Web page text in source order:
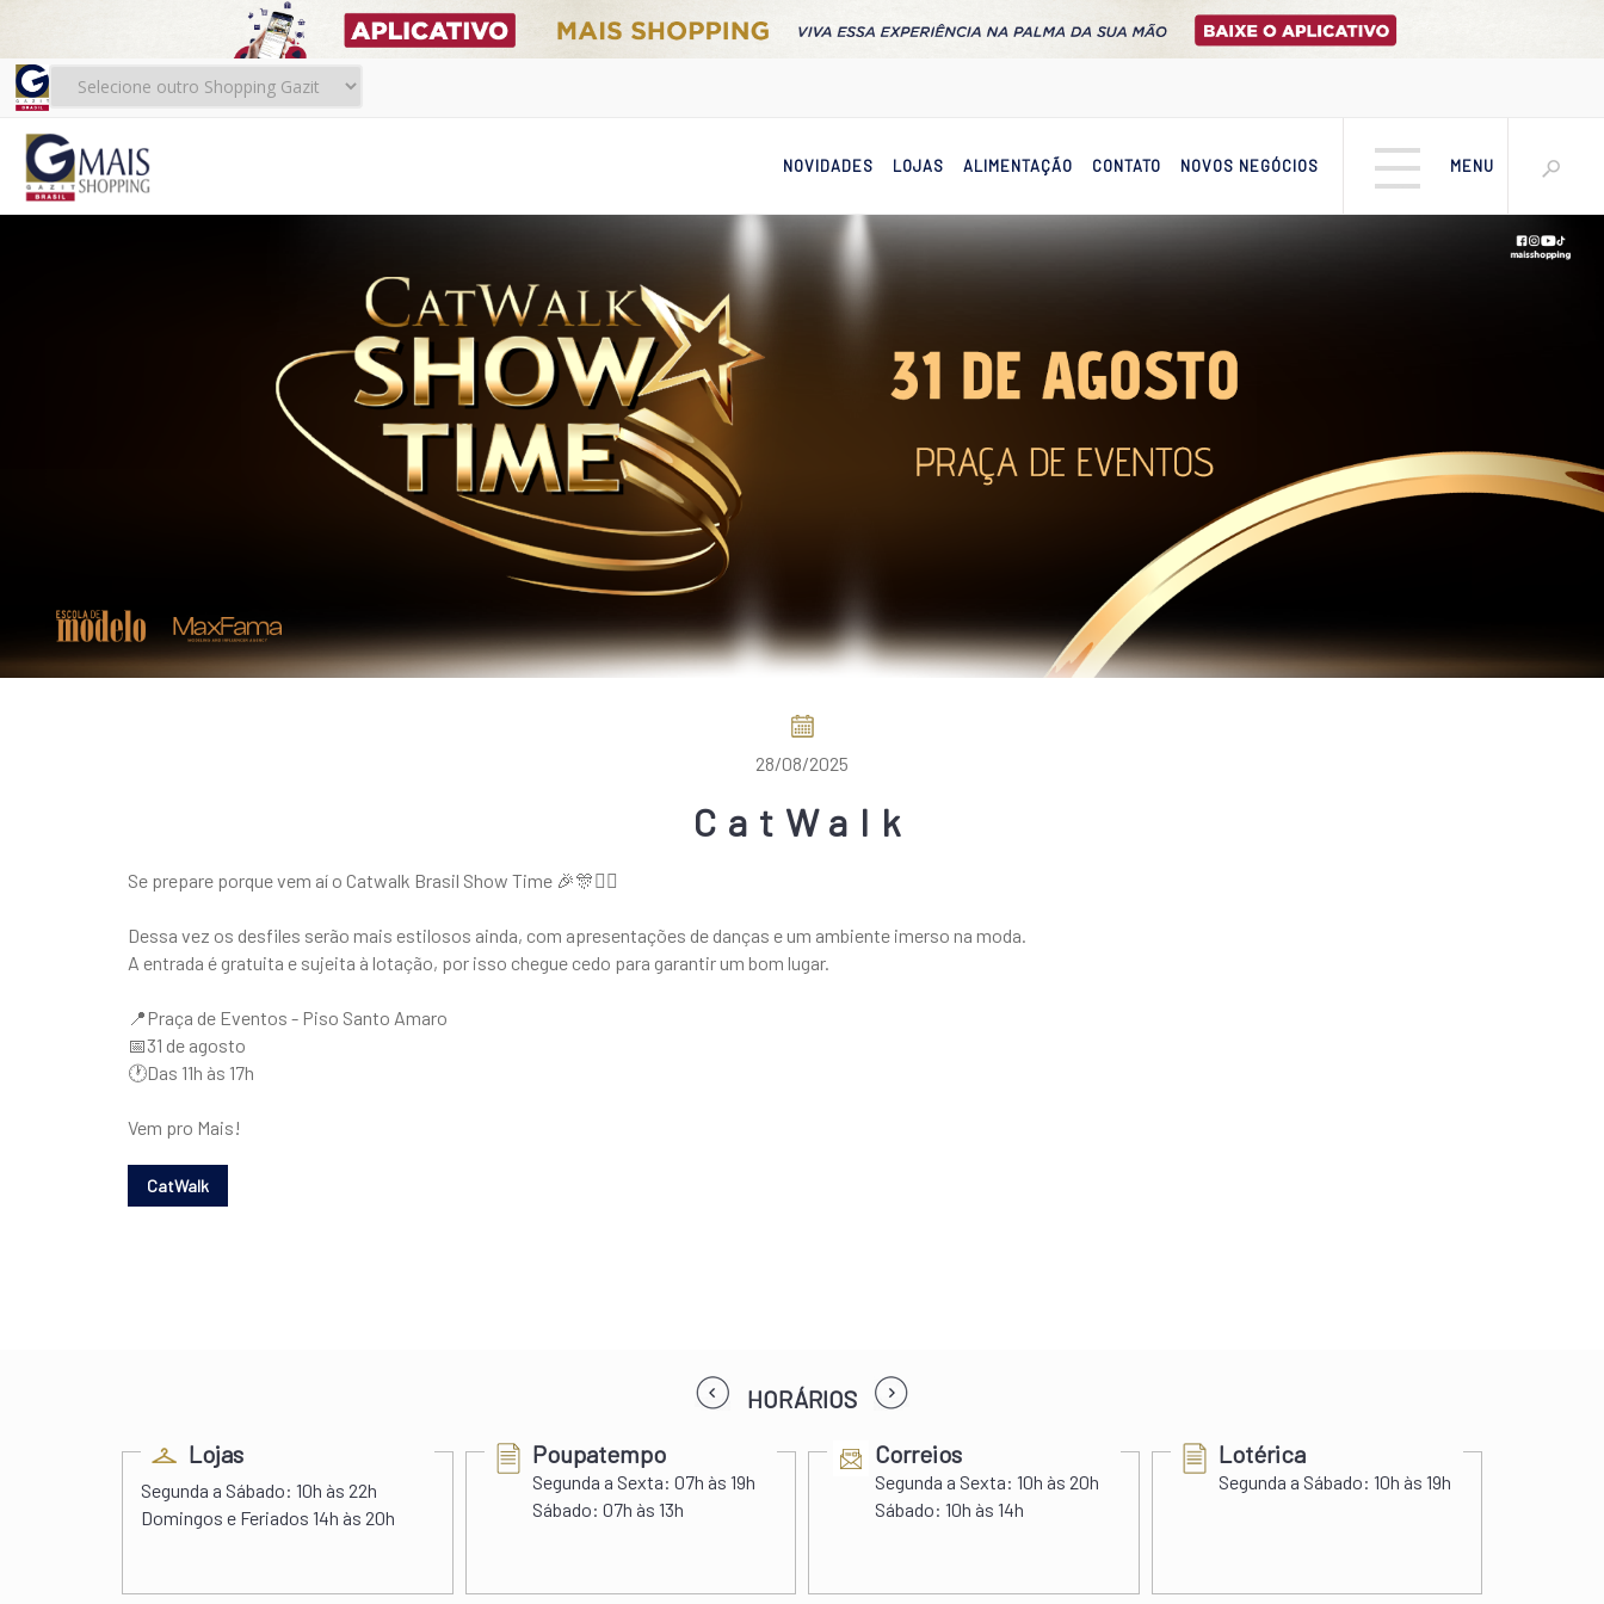
NOVIDADES LOJAS ALIMENTAÇÃO CONTATO NOVOS NEGÓCIOS MENU
28/08/2025
CatWalk
Se prepare porque vem aí o Catwalk Brasil Show Time 🎉🎊👯‍♀️
Dessa vez os desfiles serão mais estilosos ainda, com apresentações de danças e um ambiente imerso na moda.
A entrada é gratuita e sujeita à lotação, por isso chegue cedo para garantir um bom lugar.
📍Praça de Eventos - Piso Santo Amaro
📅31 de agosto
🕐Das 11h às 17h
Vem pro Mais!
HORÁRIOS
Lojas
Segunda a Sábado: 10h às 22h
Domingos e Feriados 14h às 20h
Poupatempo
Segunda a Sexta: 07h às 19h
Sábado: 07h às 13h
Correios
Segunda a Sexta: 10h às 20h
Sábado: 10h às 14h
Lotérica
Segunda a Sábado: 10h às 19h
prev